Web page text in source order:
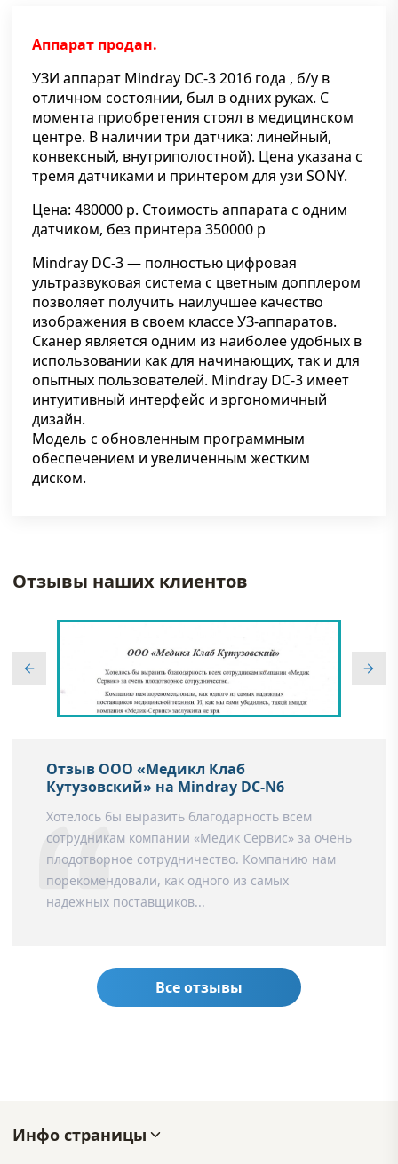
Аппарат продан.
УЗИ аппарат Mindray DC-3 2016 года , б/у в
отличном состоянии, был в одних руках. С
момента приобретения стоял в медицинском
центре. В наличии три датчика: линейный,
конвексный, внутриполостной). Цена указана с
тремя датчиками и принтером для узи SONY.
Цена: 480000 р. Стоимость аппарата с одним
датчиком, без принтера 350000 р
Mindray DC-3 — полностью цифровая
ультразвуковая система с цветным допплером
позволяет получить наилучшее качество
изображения в своем классе УЗ-аппаратов.
Сканер является одним из наиболее удобных в
использовании как для начинающих, так и для
опытных пользователей. Mindray DC-3 имеет
интуитивный интерфейс и эргономичный
дизайн.
Модель с обновленным программным
обеспечением и увеличенным жестким
диском.
Отзывы наших клиентов
Отзыв ООО «Медикл Клаб
Кутузовский» на Mindray DC-N6
Хотелось бы выразить благодарность всем
сотрудникам компании «Медик Сервис» за очень
плодотворное сотрудничество. Компанию нам
порекомендовали, как одного из самых
надежных поставщиков...
Все отзывы
Инфо страницы